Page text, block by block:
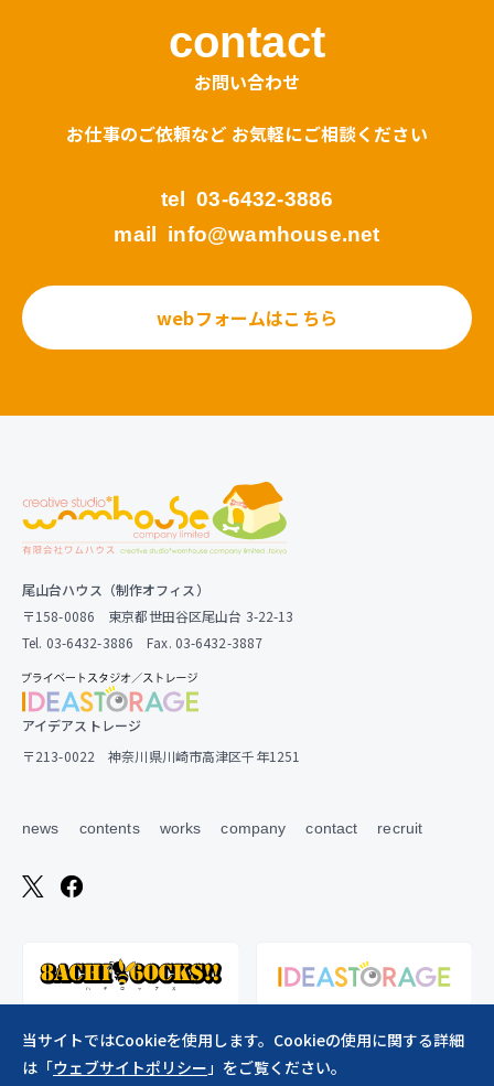
contact
お問い合わせ
お仕事のご依頼など お気軽にご相談ください
tel 03-6432-3886
mail info@wamhouse.net
webフォームはこちら
尾山台ハウス（制作オフィス）
〒158-0086 東京都世田谷区尾山台 3-22-13
Tel. 03-6432-3886 Fax. 03-6432-3887
アイデアストレージ
〒213-0022 神奈川県川崎市高津区千年1251
news contents works company contact recruit
当サイトではCookieを使用します。Cookieの使用に関する詳細
は「ウェブサイトポリシー」をご覧ください。